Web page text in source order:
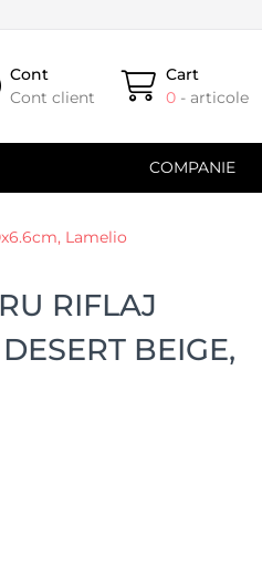
Cont
Cont client
Cart
0 - articole
COMPANIE
Lamelio
RIFLAJ
BEIGE,